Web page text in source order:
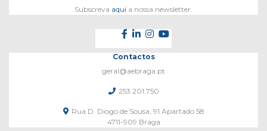
Subscreva aqui a nossa newsletter.
Contactos
geral@aebraga.pt
253 201 750
Rua D. Diogo de Sousa, 91 Apartado 58
4711-909 Braga